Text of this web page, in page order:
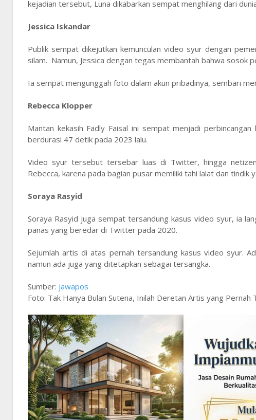
kejadian tersebut, Luna dikabarkan sempat menghilang dari
Jessica Iskandar
Publik sempat dikejutkan kemunculan video syur dengan
silam. Namun, Jessica dengan tegas membantah bahwa sosok
Ia sempat mengunggah foto dalam akun pribadinya, sembari
Rebecca Klopper
Mantan kekasih Fadly Faisal ini sempat menjadi
berdurasi 47 detik pada 2023 lalu.
Video syur tersebut tersebar luas di Twitter, hingga
Rebecca, karena pada bagian pusar memiliki tahi lalat dan tindik
Soraya Rasyid
Soraya Rasyid juga sempat tersandung kasus video syur, ia
panas yang beredar di Twitter pada 2020.
Sejumlah artis di atas pernah tersandung kasus video syur.
namun ada juga yang ditetapkan sebagai tersangka.
Sumber: jawapos
Foto: Tak Hanya Bulan Sutena, Inilah Deretan Artis yang Pernah